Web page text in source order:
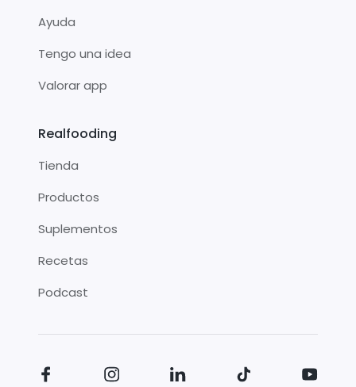
Ayuda
Tengo una idea
Valorar app
Realfooding
Tienda
Productos
Suplementos
Recetas
Podcast